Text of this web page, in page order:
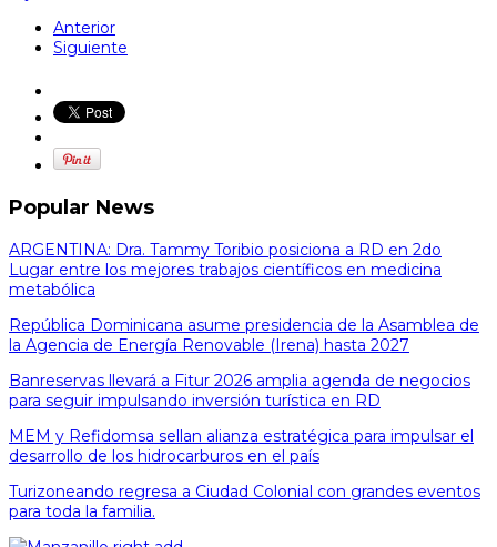
Anterior
Siguiente
Popular News
ARGENTINA: Dra. Tammy Toribio posiciona a RD en 2do
Lugar entre los mejores trabajos científicos en medicina
metabólica
República Dominicana asume presidencia de la Asamblea de
la Agencia de Energía Renovable (Irena) hasta 2027
Banreservas llevará a Fitur 2026 amplia agenda de negocios
para seguir impulsando inversión turística en RD
MEM y Refidomsa sellan alianza estratégica para impulsar el
desarrollo de los hidrocarburos en el país
Turizoneando regresa a Ciudad Colonial con grandes eventos
para toda la familia.